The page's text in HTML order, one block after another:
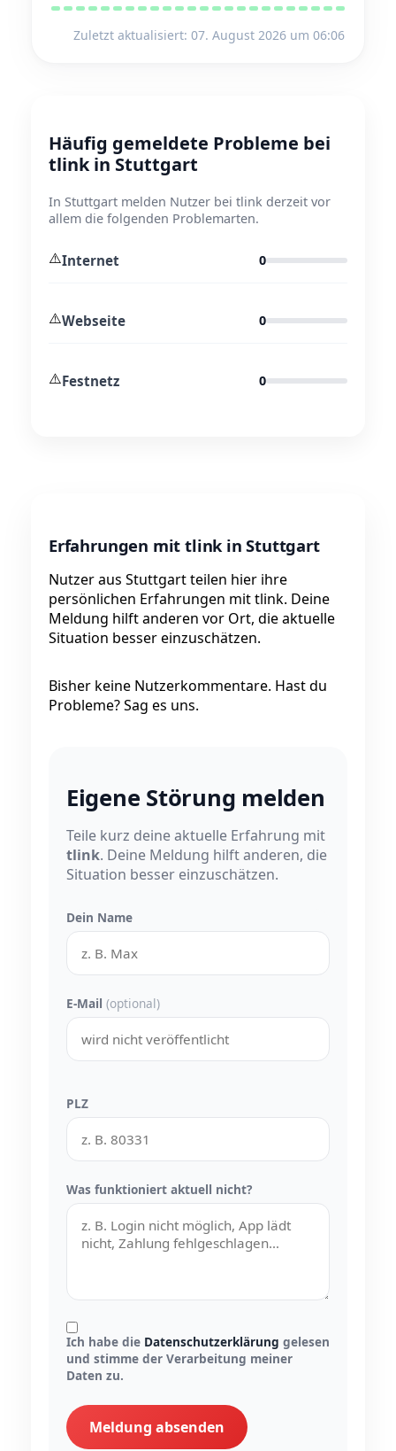
Zuletzt aktualisiert: 07. August 2026 um 06:06
Häufig gemeldete Probleme bei
tlink in Stuttgart
In Stuttgart melden Nutzer bei tlink derzeit vor
allem die folgenden Problemarten.
⚠️Internet 0
⚠️Webseite 0
⚠️Festnetz 0
Erfahrungen mit tlink in Stuttgart
Nutzer aus Stuttgart teilen hier ihre
persönlichen Erfahrungen mit tlink. Deine
Meldung hilft anderen vor Ort, die aktuelle
Situation besser einzuschätzen.
Bisher keine Nutzerkommentare. Hast du
Probleme? Sag es uns.
Eigene Störung melden
Teile kurz deine aktuelle Erfahrung mit
tlink. Deine Meldung hilft anderen, die
Situation besser einzuschätzen.
Dein Name
E-Mail (optional)
PLZ
Was funktioniert aktuell nicht?
Ich habe die Datenschutzerklärung gelesen
und stimme der Verarbeitung meiner
Daten zu.
Meldung absenden